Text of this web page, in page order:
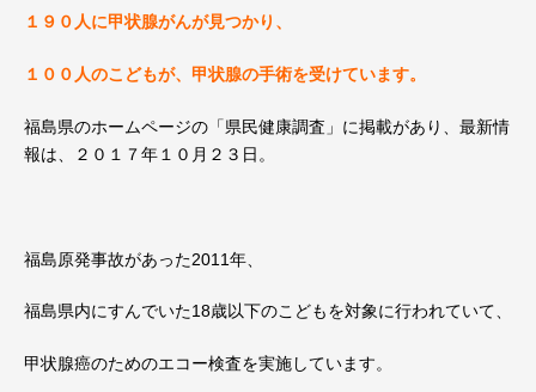
１９０人に甲状腺がんが見つかり、
１００人のこどもが、甲状腺の手術を受けています。
福島県のホームページの「県民健康調査」に掲載があり、最新情
報は、２０１７年１０月２３日。
福島原発事故があった2011年、
福島県内にすんでいた18歳以下のこどもを対象に行われていて、
甲状腺癌のためのエコー検査を実施しています。